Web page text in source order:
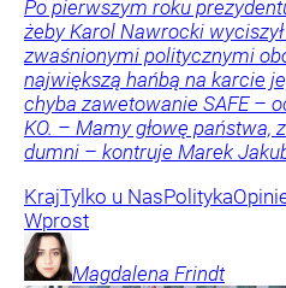
Po pierwszym roku
żeby Karol Nawrocki
zwaśnionymi politycznymi
największą hańbą na karcie
chyba zawetowanie SAFE –
KO. – Mamy głowę państwa,
dumni – kontruje Marek
KrajTylko u NasPolityka
Wprost
Magdalena Frindt